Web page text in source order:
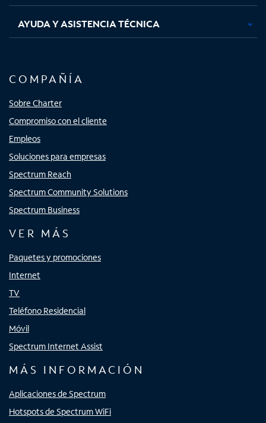
AYUDA Y ASISTENCIA TÉCNICA
COMPAÑÍA
Sobre Charter
Compromiso con el cliente
Empleos
Soluciones para empresas
Spectrum Reach
Spectrum Community Solutions
Spectrum Business
VER MÁS
Paquetes y promociones
Internet
TV
Teléfono Residencial
Móvil
Spectrum Internet Assist
MÁS INFORMACIÓN
Aplicaciones de Spectrum
Hotspots de Spectrum WiFi